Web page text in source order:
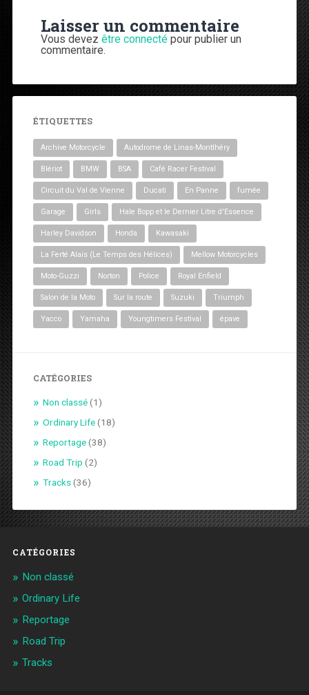
Laisser un commentaire
Vous devezêtre connecté pour publier un
commentaire.
ÉTIQUETTES
Archive Motorcycle Autodrome de Linas-Montlhéry
Blériot BMW BSA Café Racer Festival
Circuit du Val de Vienne Ducati En Panne fumée
Garage Girls Hale Bopp et le Dernier Litre d'Essence
Harley Davidson Honda Kawasaki
La Ferté Alais (Le Temps des Hélices) Mellow Motorcycles
Moto-Guzzi Norton Police Royal Enfield
Salon de la Moto Sur la route Suzuki Triumph
Yacco Yamaha Youngtimers Festival épave
CATÉGORIES
Non classé(1)
Ordinary Life(18)
Reportage(38)
Road Trip (2)
Tracks(36)
CATÉGORIES
Non classé
Ordinary Life
Reportage
Road Trip
Tracks